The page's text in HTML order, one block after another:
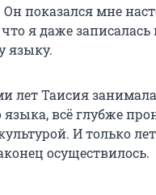
показался мне
я даже записалась
языку.
лет Таисия
языка, всё глубже
И только
осуществилось.